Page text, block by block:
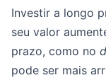
Investir a longo
seu valor
prazo, como no
pode ser mais